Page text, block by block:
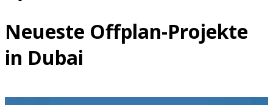
Neueste Offplan-Projekte
in Dubai